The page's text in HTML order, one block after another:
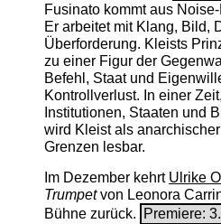
Fusinato kommt aus
Er arbeitet mit Klang, Bild,
Überforderung. Kleists
zu einer Figur der
Befehl, Staat und
Kontrollverlust. In einer
Institutionen, Staaten und
wird Kleist als
Grenzen lesbar.
Im Dezember kehrt Ulrike
Trumpetvon Leonora
Bühne zurück.
Premiere: